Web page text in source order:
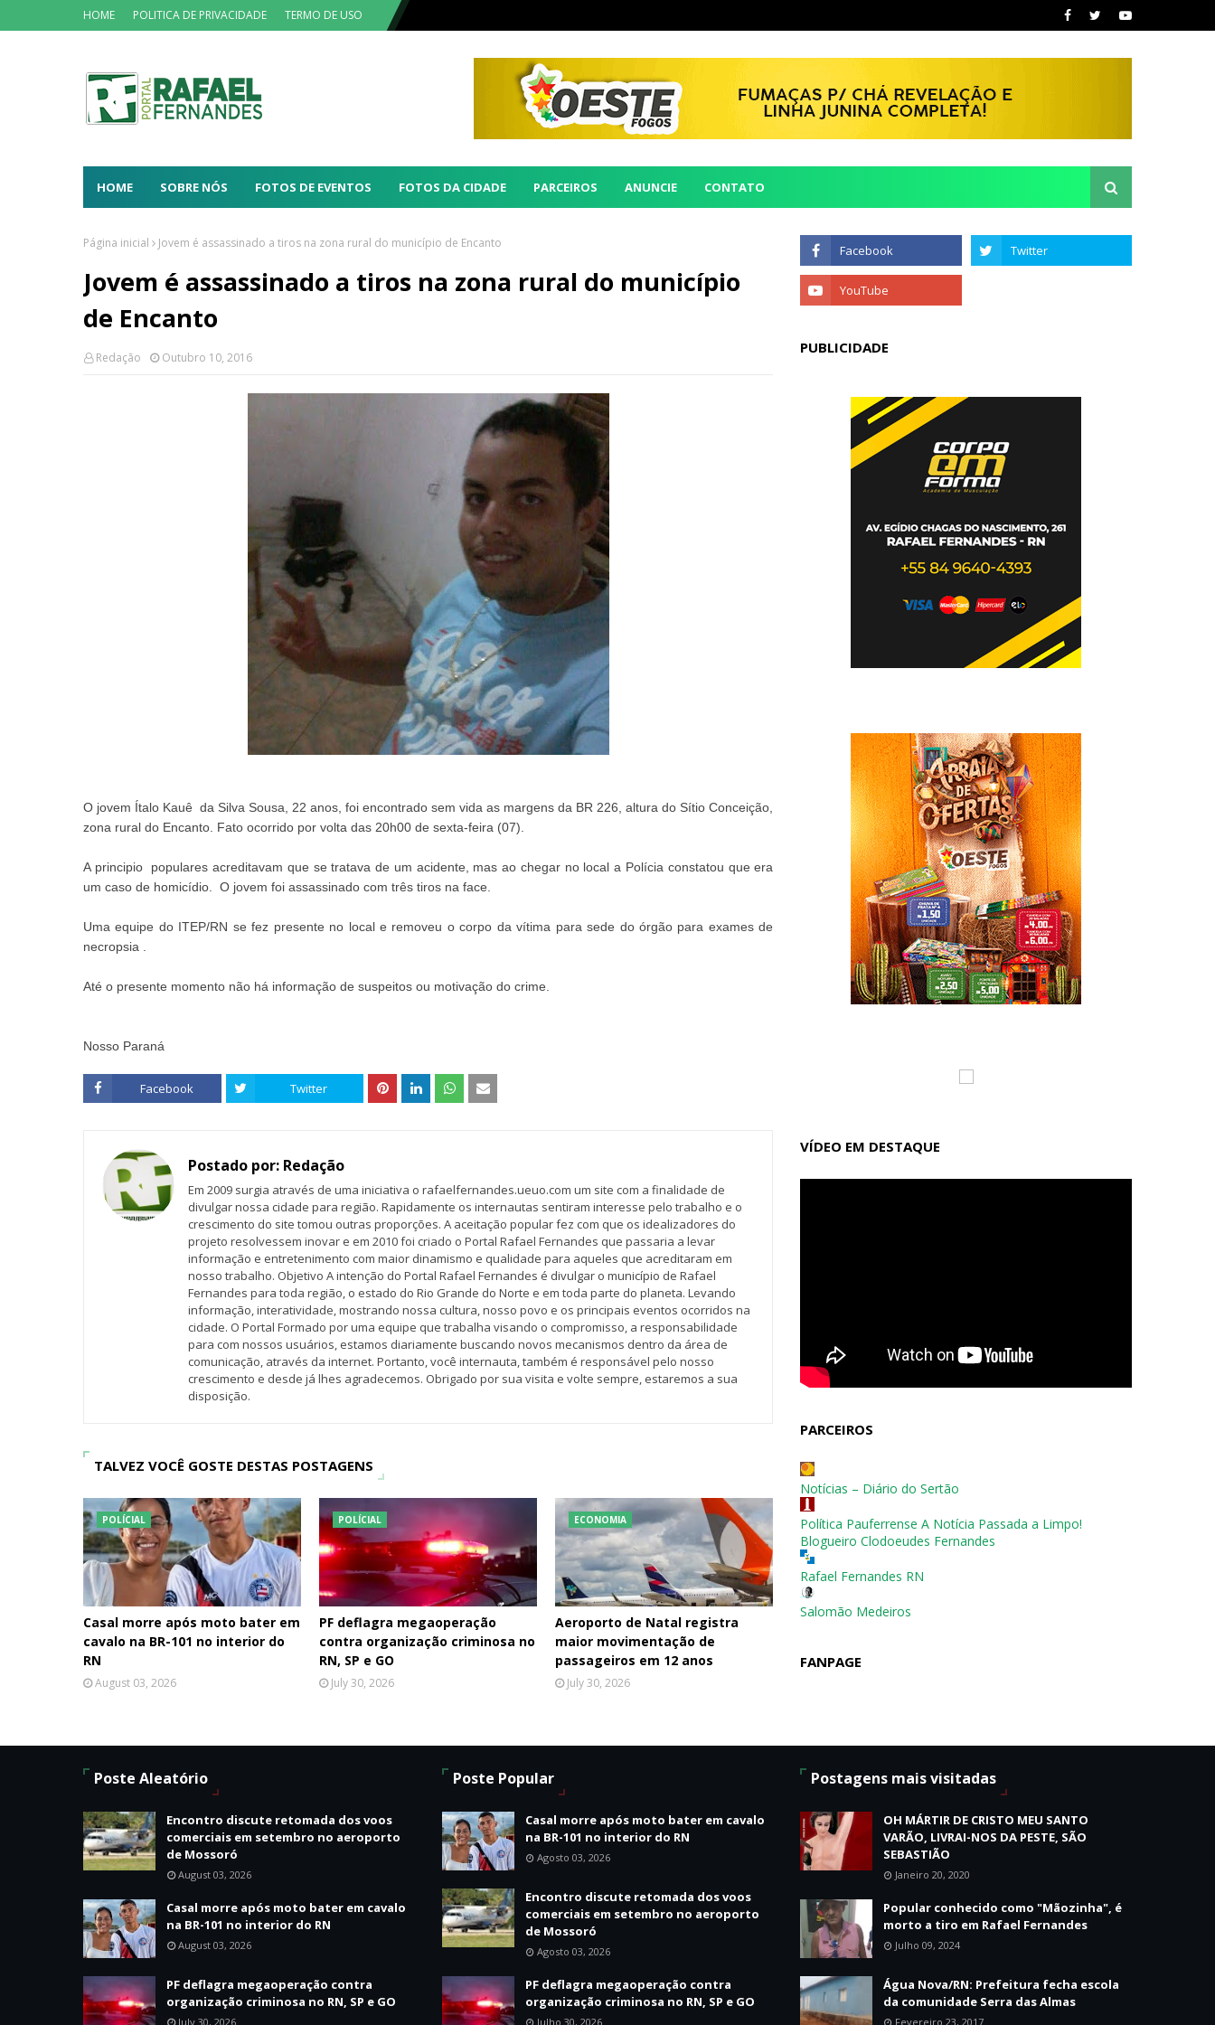
HOME POLITICA DE PRIVACIDADE TERMO DE USO
HOME SOBRE NÓS FOTOS DE EVENTOS FOTOS DA CIDADE PARCEIROS ANUNCIE CONTATO
Página inicial Jovem é assassinado a tiros na zona rural do município de Encanto
Jovem é assassinado a tiros na zona rural do município
de Encanto
Redação Outubro 10, 2016
O jovem Ítalo Kauê da Silva Sousa, 22 anos, foi encontrado sem vida as margens da BR 226, altura do Sítio Conceição,
zona rural do Encanto. Fato ocorrido por volta das 20h00 de sexta-feira (07).
A principio populares acreditavam que se tratava de um acidente, mas ao chegar no local a Polícia constatou que era
um caso de homicídio. O jovem foi assassinado com três tiros na face.
Uma equipe do ITEP/RN se fez presente no local e removeu o corpo da vítima para sede do órgão para exames de
necropsia .
Até o presente momento não há informação de suspeitos ou motivação do crime.
Nosso Paraná
Facebook Twitter
Postado por: Redação
Em 2009 surgia através de uma iniciativa o rafaelfernandes.ueuo.com um site com a finalidade de
divulgar nossa cidade para região. Rapidamente os internautas sentiram interesse pelo trabalho e o
crescimento do site tomou outras proporções. A aceitação popular fez com que os idealizadores do
projeto resolvessem inovar e em 2010 foi criado o Portal Rafael Fernandes que passaria a levar
informação e entretenimento com maior dinamismo e qualidade para aqueles que acreditaram em
nosso trabalho. Objetivo A intenção do Portal Rafael Fernandes é divulgar o município de Rafael
Fernandes para toda região, o estado do Rio Grande do Norte e em toda parte do planeta. Levando
informação, interatividade, mostrando nossa cultura, nosso povo e os principais eventos ocorridos na
cidade. O Portal Formado por uma equipe que trabalha visando o compromisso, a responsabilidade
para com nossos usuários, estamos diariamente buscando novos mecanismos dentro da área de
comunicação, através da internet. Portanto, você internauta, também é responsável pelo nosso
crescimento e desde já lhes agradecemos. Obrigado por sua visita e volte sempre, estaremos a sua
disposição.
TALVEZ VOCÊ GOSTE DESTAS POSTAGENS
POLÍCIAL
Casal morre após moto bater em
cavalo na BR-101 no interior do
RN
August 03, 2026
POLÍCIAL
PF deflagra megaoperação
contra organização criminosa no
RN, SP e GO
July 30, 2026
ECONOMIA
Aeroporto de Natal registra
maior movimentação de
passageiros em 12 anos
July 30, 2026
PUBLICIDADE
VÍDEO EM DESTAQUE
PARCEIROS
Notícias – Diário do Sertão
Política Pauferrense A Notícia Passada a Limpo!
Blogueiro Clodoeudes Fernandes
Rafael Fernandes RN
Salomão Medeiros
FANPAGE
Poste Aleatório
Encontro discute retomada dos voos
comerciais em setembro no aeroporto
de Mossoró
August 03, 2026
Casal morre após moto bater em cavalo
na BR-101 no interior do RN
August 03, 2026
PF deflagra megaoperação contra
organização criminosa no RN, SP e GO
July 30, 2026
Poste Popular
Casal morre após moto bater em cavalo
na BR-101 no interior do RN
Agosto 03, 2026
Encontro discute retomada dos voos
comerciais em setembro no aeroporto
de Mossoró
Agosto 03, 2026
PF deflagra megaoperação contra
organização criminosa no RN, SP e GO
Julho 30, 2026
Postagens mais visitadas
OH MÁRTIR DE CRISTO MEU SANTO
VARÃO, LIVRAI-NOS DA PESTE, SÃO
SEBASTIÃO
Janeiro 20, 2020
Popular conhecido como "Mãozinha", é
morto a tiro em Rafael Fernandes
Julho 09, 2024
Água Nova/RN: Prefeitura fecha escola
da comunidade Serra das Almas
Fevereiro 23, 2017